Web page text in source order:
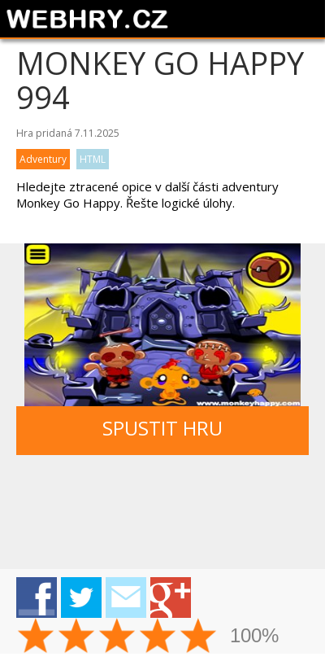
MONKEY GO HAPPY
994
Hra pridaná 7.11.2025
Adventury
HTML
Hledejte ztracené opice v další části adventury
Monkey Go Happy. Řešte logické úlohy.
SPUSTIT HRU
100%